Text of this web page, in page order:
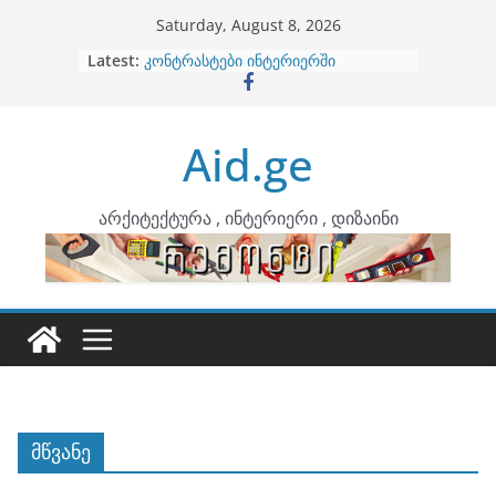
Saturday, August 8, 2026
Latest: ბინების გაერთიანება
კონტრასტები ინტერიერში
ინტერიერის დიზიანი
არტემიდი წარმოგიდგენთ
Aid.ge
არქიტექტურა , ინტერიერი , დიზაინი
მწვანე